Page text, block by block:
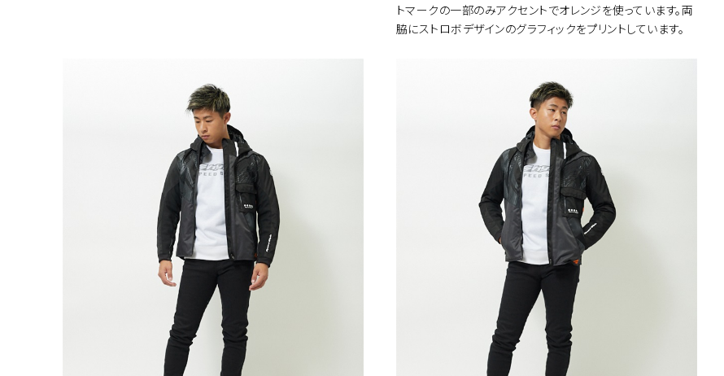
トマークの一部のみアクセントでオレンジを使っています。両
脇にストロボデザインのグラフィックをプリントしています。
ASH ¥12,100 (税込) S
¥12,100(税込)
¥12,100(税込) LL
¥12,100 (税込)